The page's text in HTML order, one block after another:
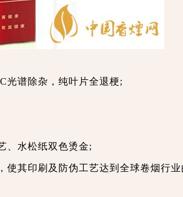
光谱除杂，纯叶片全退梗;
、水松纸双色烫金;
使其印刷及防伪工艺达到全球卷烟行